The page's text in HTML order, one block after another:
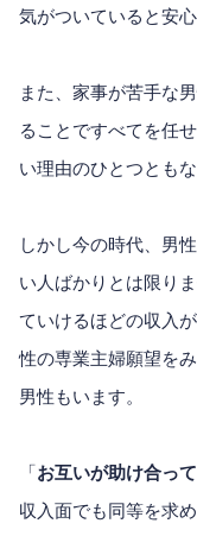
気がついていると安
また、家事が苦手な
ることですべてを任
い理由のひとつともな
しかし今の時代、男
い人ばかりとは限り
ていけるほどの収入
性の専業主婦願望を
男性もいます。
「お互いが助け合っ
収入面でも同等を求